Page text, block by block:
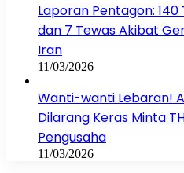
Laporan Pentagon:
dan 7 Tewas Akibat
Iran
11/03/2026
Wanti-wanti Lebaran!
Dilarang Keras Minta
Pengusaha
11/03/2026